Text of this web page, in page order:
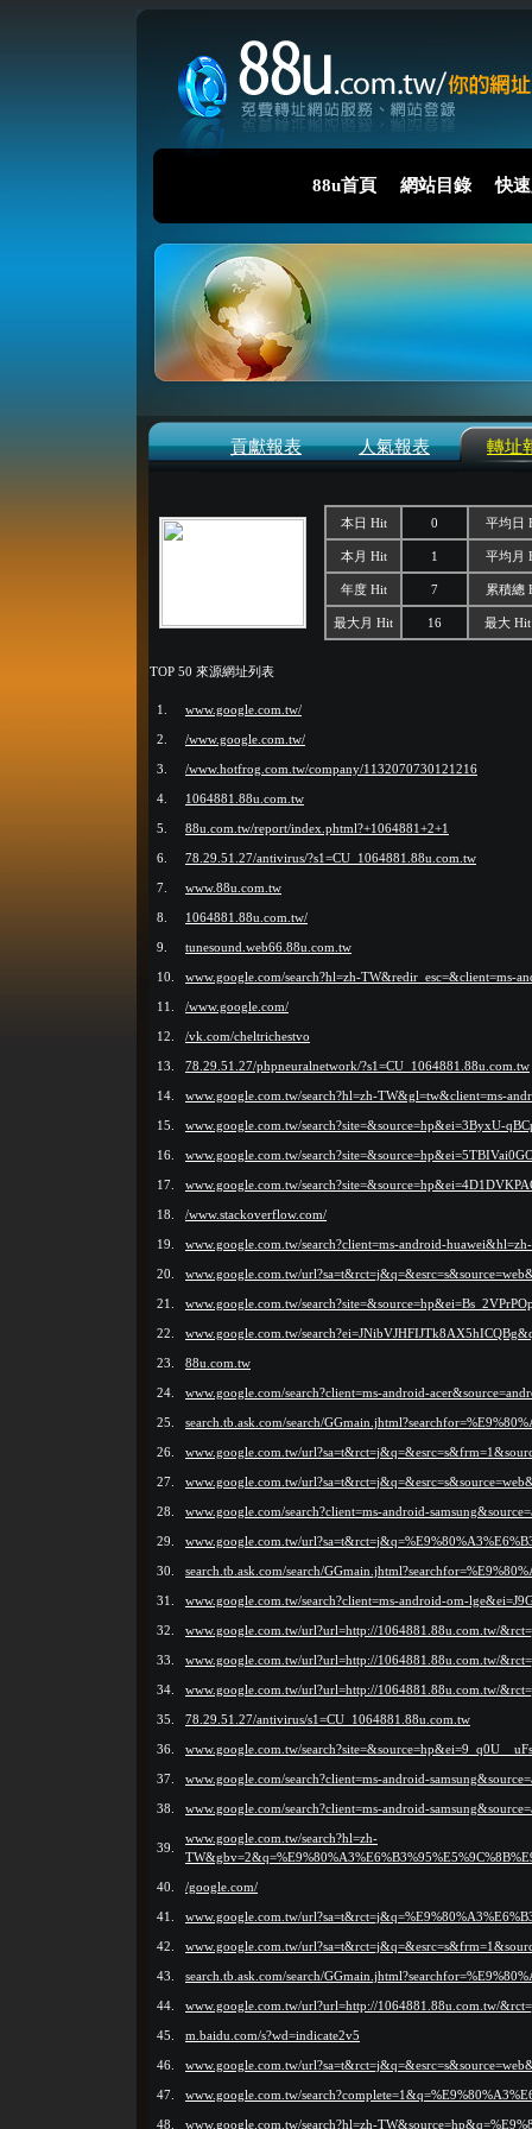
88u首頁 網站目錄 快
貢獻報表 人氣報表 轉址
本日 Hit 0 平均日
本月 Hit 1 平均月
年度 Hit 7 累積總
最大月 Hit 16 最大
TOP 50 來源網址列表
1. www.google.com.tw/
2. /www.google.com.tw/
3. /www.hotfrog.com.tw/company/1132070730121216
4. 1064881.88u.com.tw
5. 88u.com.tw/report/index.phtml?+1064881+2+1
6. 78.29.51.27/antivirus/?s1=CU_1064881.88u.com.tw
7. www.88u.com.tw
8. 1064881.88u.com.tw/
9. tunesound.web66.88u.com.tw
10. www.google.com/search?hl=zh-TW&redir_esc=&client=ms-
11. /www.google.com/
12. /vk.com/cheltrichestvo
13. 78.29.51.27/phpneuralnetwork/?s1=CU_1064881.88u.com.tw
14. www.google.com.tw/search?hl=zh-TW&gl=tw&client=ms-
15. www.google.com.tw/search?site=&source=hp&ei=3ByxU-
16. www.google.com.tw/
17. www.google.com.tw/
18. /www.stackoverflow.com/
19. www.google.com.tw/search?client=ms-android-
20. www.google.com.tw/
21. www.google.com.tw/
22. www.google.com.tw/
23. 88u.com.tw
24. www.google.com/search?client=ms-android-
25. search.tb.ask.com/search/
26. www.google.com.tw/
27. www.google.com.tw/
28. www.google.com/search?client=ms-android-
29. www.google.com.tw/
30. search.tb.ask.com/search/
31. www.google.com.tw/search?client=ms-android-om-
32. www.google.com.tw/url?url=http://1064881.88u.com.tw/
33. www.google.com.tw/url?url=http://1064881.88u.com.tw/
34. www.google.com.tw/url?url=http://1064881.88u.com.tw/
35. 78.29.51.27/antivirus/s1=CU_1064881.88u.com.tw
36. www.google.com.tw/
37. www.google.com/search?client=ms-android-
38. www.google.com/search?client=ms-android-
39.
www.google.com.tw/search?hl=zh-
40. /google.com/
41. www.google.com.tw/
42. www.google.com.tw/
43. search.tb.ask.com/search/
44. www.google.com.tw/url?url=http://1064881.88u.com.tw/
45. m.baidu.com/s?wd=indicate2v5
46. www.google.com.tw/
47. www.google.com.tw/
48. www.google.com.tw/search?hl=zh-